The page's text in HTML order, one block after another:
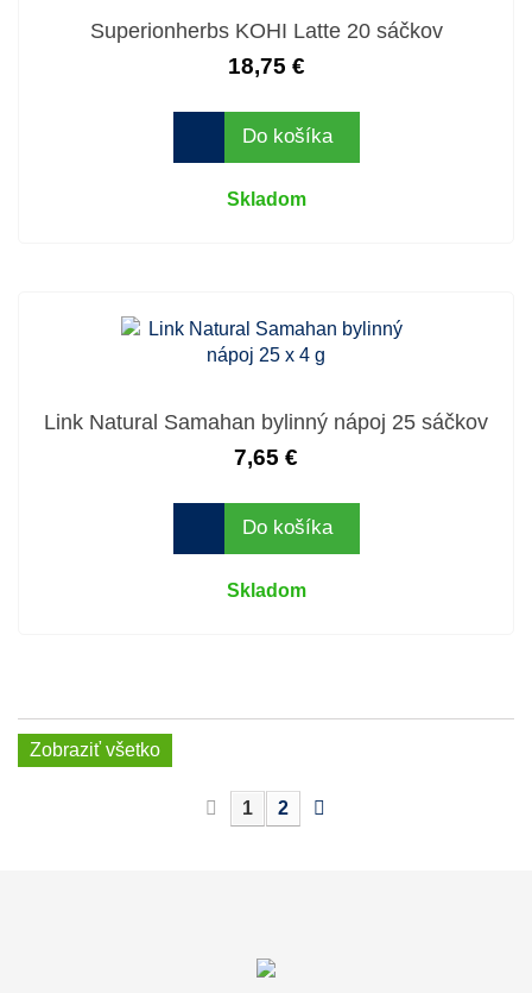
Superionherbs KOHI Latte 20 sáčkov
18,75 €
Do košíka
Skladom
Link Natural Samahan bylinný nápoj 25 sáčkov
7,65 €
Do košíka
Skladom
Zobraziť všetko
1 2